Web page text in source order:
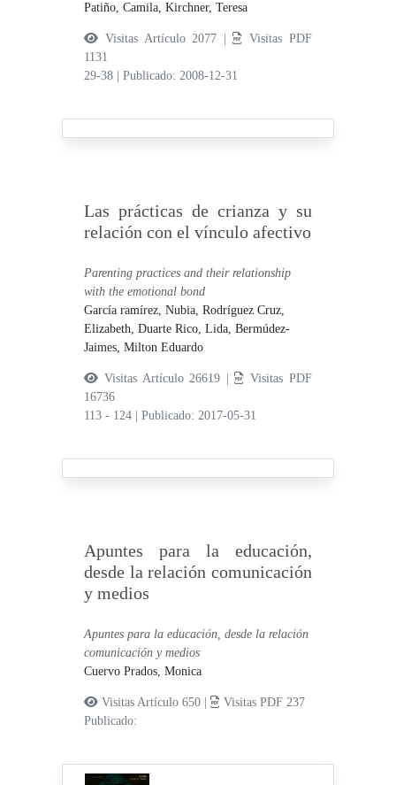
Patiño, Camila,Kirchner, Teresa
Visitas Artículo 2077 |
Visitas PDF
1131
29-38
|Publicado: 2008-12-31
Las prácticas de crianza y su
relación con el vínculo afectivo
Parenting practices and their relationship
with the emotional bond
García ramírez, Nubia,Rodríguez Cruz,
Elizabeth,Duarte Rico, Lida,Bermúdez-
Jaimes, Milton Eduardo
Visitas Artículo 26619 |
Visitas PDF
16736
113 - 124
|Publicado: 2017-05-31
Apuntes para la educación,
desde la relación comunicación
y medios
Apuntes para la educación, desde la relación
comunicación y medios
Cuervo Prados, Monica
Visitas Artículo 650 |
Visitas PDF 237
Publicado: